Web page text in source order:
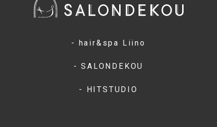
- hair&spa Liino
- SALONDEKOU
- HITSTUDIO